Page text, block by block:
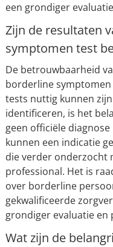
een grondiger
Zijn de resultaten
symptomen test
De betrouwbaarheid
borderline symptomen
tests nuttig kunnen
identificeren, is het
geen officiële
kunnen een indicatie
die verder onderzocht
professional. Het is
over borderline
gekwalificeerde
grondiger evaluatie en
Wat zijn de